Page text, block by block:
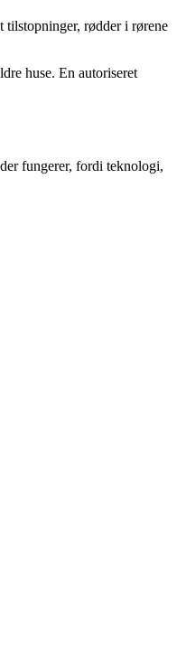
tilstopninger, rødder i rørene
huse. En autoriseret
fungerer, fordi teknologi,